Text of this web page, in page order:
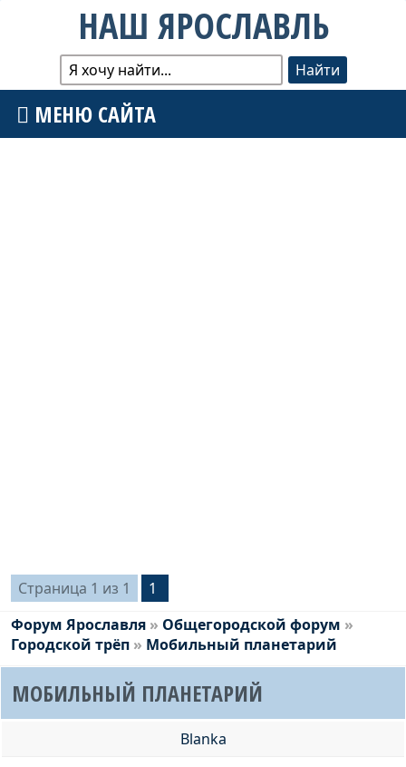
НАШ ЯРОСЛАВЛЬ
МЕНЮ САЙТА
Страница 1 из 1
1
Форум Ярославля » Общегородской форум »
Городской трёп » Мобильный планетарий
МОБИЛЬНЫЙ ПЛАНЕТАРИЙ
Blanka